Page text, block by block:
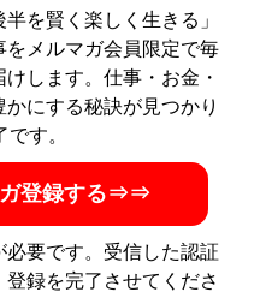
的バズを生み出す。本連載
二度死ぬ 」（扶桑社刊）が
章術を綴った「文章で伝
のは、感情である 読みた
アスコム）」が発売。
『pato「おっさんは二度死
ぬ」』
を賢く楽しく生きる」
をメルマガ会員限定で毎
します。仕事・お金・
にする秘訣が見つかり
す。
ガ登録する⇒⇒
要です。受信した認証
録を完了させてくださ